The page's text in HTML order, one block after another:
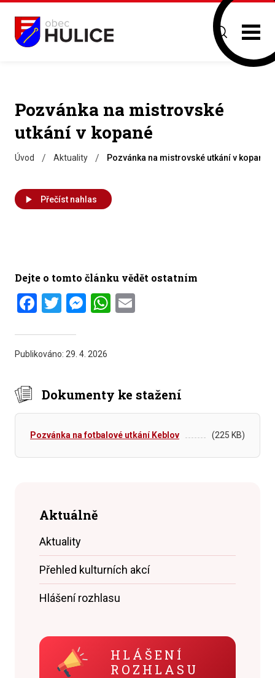
Pozvánka na mistrovské
utkání v kopané
Úvod / Aktuality / Pozvánka na mistrovské utkání v kopané
Přečíst nahlas
Dejte o tomto článku vědět ostatním
Facebook
Twitter
Messenger
WhatsApp
Publikováno: 29. 4. 2026
Dokumenty ke stažení
Pozvánka na fotbalové utkání Keblov (225 KB)
Aktuálně
Aktuality
Přehled kulturních akcí
Hlášení rozhlasu
HLÁŠENÍ
ROZHLASU